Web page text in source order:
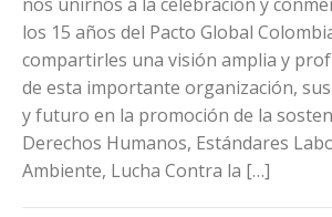
los 15 años del Pacto Global
compartirles una visión amplia y
de esta importante organización,
y futuro en la promoción de la
Derechos Humanos, Estándares
Ambiente, Lucha Contra la […]